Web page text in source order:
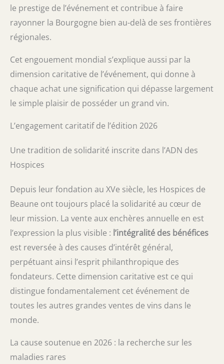
le prestige de l’événement et contribue à faire
rayonner la Bourgogne bien au-delà de ses frontières
régionales.
Cet engouement mondial s’explique aussi par la
dimension caritative de l’événement, qui donne à
chaque achat une signification qui dépasse largement
le simple plaisir de posséder un grand vin.
L’engagement caritatif de l’édition 2026
Une tradition de solidarité inscrite dans l’ADN des
Hospices
Depuis leur fondation au XVe siècle, les Hospices de
Beaune ont toujours placé la solidarité au cœur de
leur mission. La vente aux enchères annuelle en est
l’expression la plus visible : l’intégralité des bénéfices
est reversée à des causes d’intérêt général,
perpétuant ainsi l’esprit philanthropique des
fondateurs. Cette dimension caritative est ce qui
distingue fondamentalement cet événement de
toutes les autres grandes ventes de vins dans le
monde.
La cause soutenue en 2026 : la recherche sur les
maladies rares